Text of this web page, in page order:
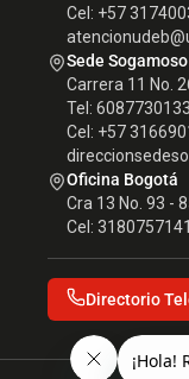
Cel: +57
Sede Sogamoso
Carrera 11 No.
Tel: 6087730133
Cel: +57
Oficina Bogotá
Cra 13 No. 93 -
Cel: 3180757141
Directorio